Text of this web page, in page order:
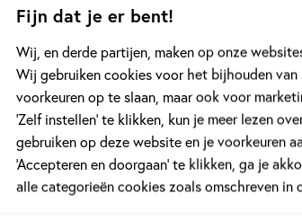
Fijn dat je er bent!
Wij, en derde partijen, maken op onze
Wij gebruiken cookies voor het bijhouden
voorkeuren op te slaan, maar ook voor
‘Zelf instellen’ te klikken, kun je meer lezen
gebruiken op deze website en je voorkeuren
‘Accepteren en doorgaan’ te klikken, ga je
alle categorieën cookies zoals omschreven in
prachtig verhaal over pesters,
eigen kracht. Benieuwd wat ons
Kinderpanel ervan vond? Lees
snel verder!
Lees meer
snel
Lees